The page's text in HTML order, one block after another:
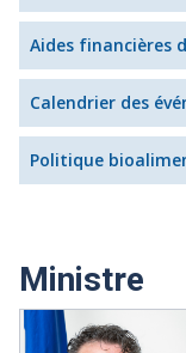
Aides financières
Calendrier des
Politique
Ministre